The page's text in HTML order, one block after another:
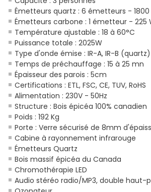
Émetteurs quartz : 6 émetteurs - 1800
Émetteurs carbone : 1 émetteur - 225
Température ajustable : 18 à 60°C
Puissance totale : 2025W
Type d'onde émise : IR-A, IR-B
Temps de préchauffage : 15 à 25 mn
Épaisseur des parois : 5cm
Certifications : ETL, FSC, CE, TUV, RoHS
Alimentation : 230V - 50Hz
Structure : Bois épicéa 100% canadien
Poids : 192 Kg
Porte : Verre sécurisé de 8mm
Cabine à rayonnement infrarouge
Émetteurs Quartz
Bois massif épicéa du Canada
Chromothérapie LED
Audio stéréo radio/MP3, double haut-